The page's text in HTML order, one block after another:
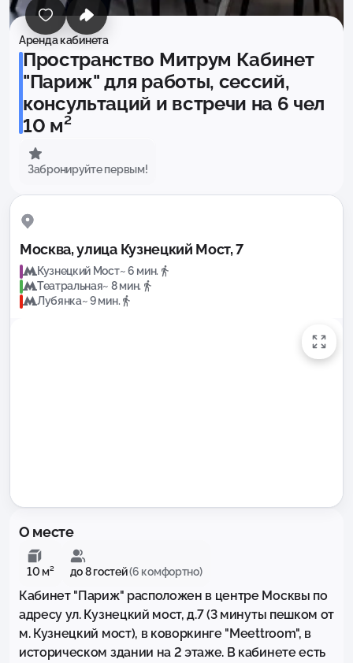
Все фото
Аренда кабинета
Пространство Митрум Кабинет
"Париж" для работы, сессий,
консультаций и встречи на 6 чел
10 м²
Забронируйте первым!
Москва, улица Кузнецкий Мост, 7
Кузнецкий Мост~ 6 мин.
Театральная~ 8 мин.
Лубянка~ 9 мин.
О месте
10 м² до 8 гостей(6 комфортно)
Кабинет "Париж" расположен в центре Москвы по
адресу ул. Кузнецкий мост, д.7 (3 минуты пешком от
м. Кузнецкий мост), в коворкинге "Meettroom", в
историческом здании на 2 этаже. В кабинете есть